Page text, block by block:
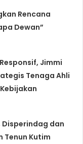
Rencana
Dewan”
Jimmi
Tenaga Ahli
Disperindag dan
Tenun Kutim